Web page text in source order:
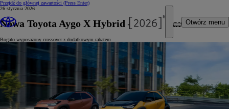
Przejdź do głównej zawartości (Press Enter)
Otwórz menu
26 stycznia 2026
Nowa Toyota Aygo X Hybrid – Dni Otwarte
Bogato wyposażony crossover z dodatkowym rabatem